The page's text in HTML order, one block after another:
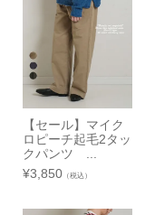
【セール】マイク
ロピーチ起毛2タッ
クパンツ ...
¥3,850（税込）